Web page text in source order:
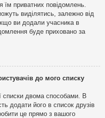
їм приватних повідомлень.
виділятись, залежно від
ви додали учасника в
буде приховано за
до мого списку
списки двома способами. В
додати його в список друзів
це прямо з вашого